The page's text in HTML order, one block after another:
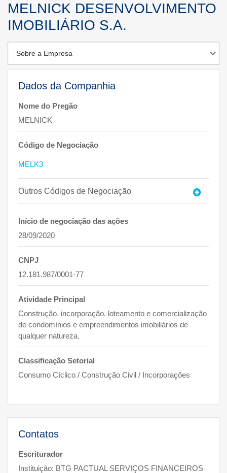
MELNICK DESENVOLVIMENTO
IMOBILIÁRIO S.A.
Dados da Companhia
Nome do Pregão
MELNICK
Código de Negociação
MELK3
Outros Códigos de Negociação
Início de negociação das ações
28/09/2020
CNPJ
12.181.987/0001-77
Atividade Principal
Construção. incorporação. loteamento e comercialização
de condomínios e empreendimentos imobiliários de
qualquer natureza.
Classificação Setorial
Consumo Cíclico / Construção Civil / Incorporações
Contatos
Escriturador
Instituição: BTG PACTUAL SERVIÇOS FINANCEIROS